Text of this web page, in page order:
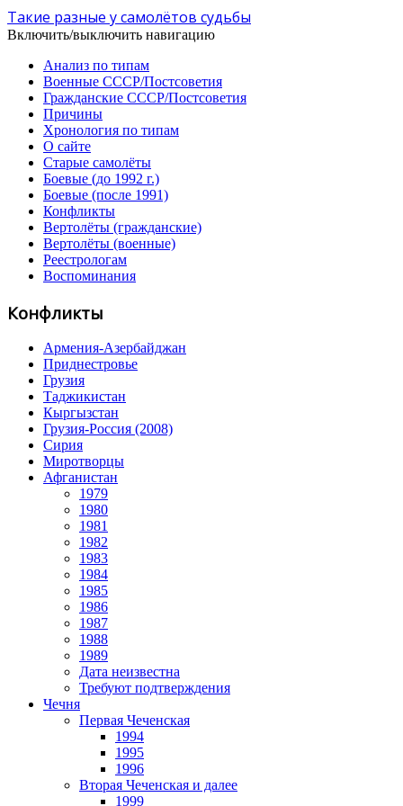
Такие разные у самолётов судьбы
Включить/выключить навигацию
Анализ по типам
Военные СССР/Постсоветия
Гражданские СССР/Постсоветия
Причины
Хронология по типам
О сайте
Старые самолёты
Боевые (до 1992 г.)
Боевые (после 1991)
Конфликты
Вертолёты (гражданские)
Вертолёты (военные)
Реестрологам
Воспоминания
Конфликты
Армения-Азербайджан
Приднестровье
Грузия
Таджикистан
Кыргызстан
Грузия-Россия (2008)
Сирия
Миротворцы
Афганистан
1979
1980
1981
1982
1983
1984
1985
1986
1987
1988
1989
Дата неизвестна
Требуют подтверждения
Чечня
Первая Чеченская
1994
1995
1996
Вторая Чеченская и далее
1999